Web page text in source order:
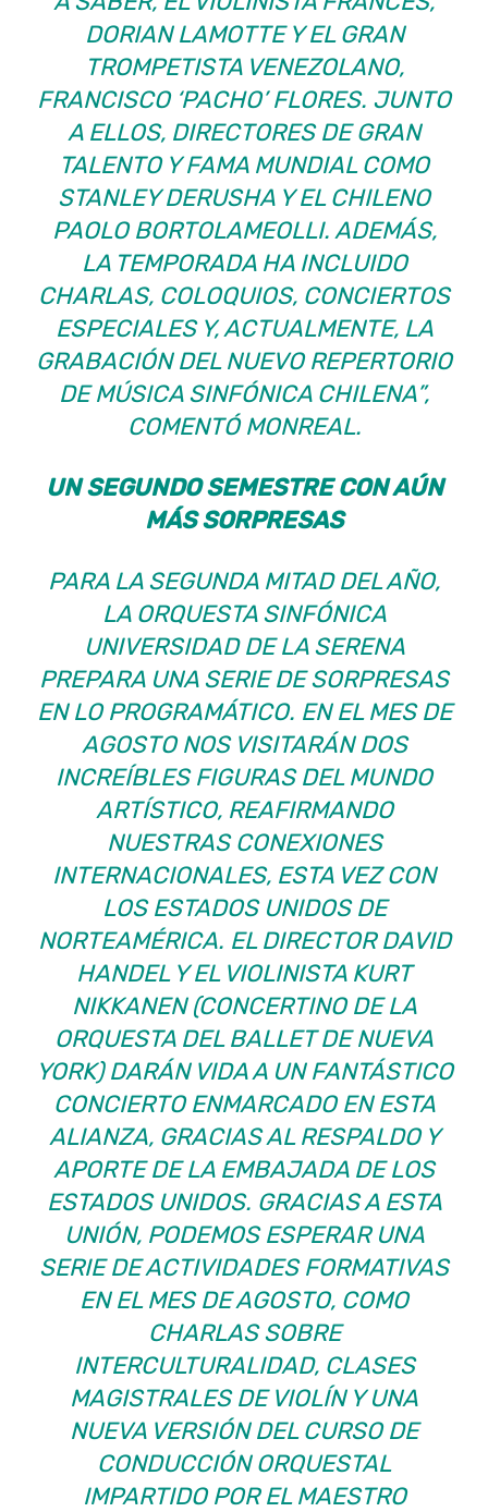
DORIAN LAMOTTE Y EL GRAN
TROMPETISTA VENEZOLANO,
FRANCISCO ‘PACHO’ FLORES. JUNTO
A ELLOS, DIRECTORES DE GRAN
TALENTO Y FAMA MUNDIAL COMO
STANLEY DERUSHA Y EL CHILENO
PAOLO BORTOLAMEOLLI. ADEMÁS,
LA TEMPORADA HA INCLUIDO
CHARLAS, COLOQUIOS, CONCIERTOS
ESPECIALES Y, ACTUALMENTE, LA
GRABACIÓN DEL NUEVO REPERTORIO
DE MÚSICA SINFÓNICA CHILENA”,
COMENTÓ MONREAL.
UN SEGUNDO SEMESTRE CON AÚN
MÁS SORPRESAS
PARA LA SEGUNDA MITAD DEL AÑO,
LA ORQUESTA SINFÓNICA
UNIVERSIDAD DE LA SERENA
PREPARA UNA SERIE DE SORPRESAS
EN LO PROGRAMÁTICO. EN EL MES DE
AGOSTO NOS VISITARÁN DOS
INCREÍBLES FIGURAS DEL MUNDO
ARTÍSTICO, REAFIRMANDO
NUESTRAS CONEXIONES
INTERNACIONALES, ESTA VEZ CON
LOS ESTADOS UNIDOS DE
NORTEAMÉRICA. EL DIRECTOR DAVID
HANDEL Y EL VIOLINISTA KURT
NIKKANEN (CONCERTINO DE LA
ORQUESTA DEL BALLET DE NUEVA
YORK) DARÁN VIDA A UN FANTÁSTICO
CONCIERTO ENMARCADO EN ESTA
ALIANZA, GRACIAS AL RESPALDO Y
APORTE DE LA EMBAJADA DE LOS
ESTADOS UNIDOS. GRACIAS A ESTA
UNIÓN, PODEMOS ESPERAR UNA
SERIE DE ACTIVIDADES FORMATIVAS
EN EL MES DE AGOSTO, COMO
CHARLAS SOBRE
INTERCULTURALIDAD, CLASES
MAGISTRALES DE VIOLÍN Y UNA
NUEVA VERSIÓN DEL CURSO DE
CONDUCCIÓN ORQUESTAL
IMPARTIDO POR EL MAESTRO